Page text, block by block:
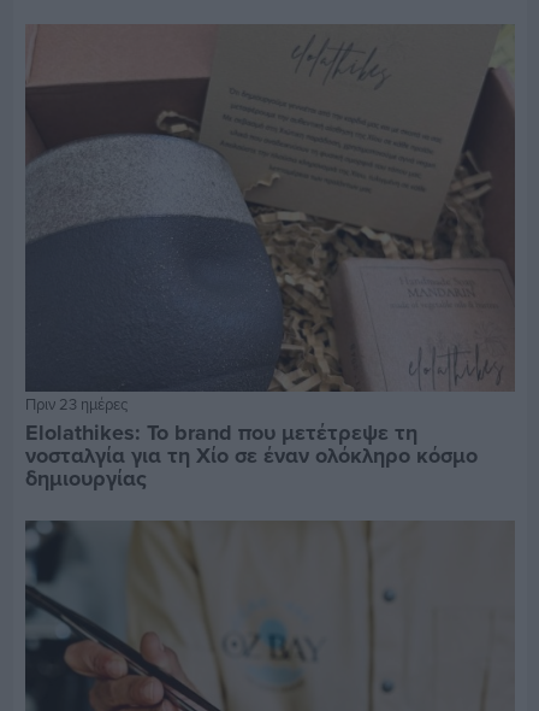
Πριν 23 ημέρες
Elolathikes: Το brand που μετέτρεψε τη
νοσταλγία για τη Χίο σε έναν ολόκληρο κόσμο
δημιουργίας